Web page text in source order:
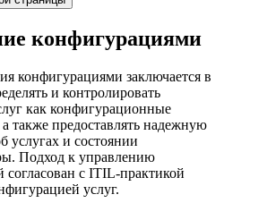
конфигурациями
конфигурациями заключается в
и контролировать
как конфигурационные
также предоставлять надежную
и состоянии
Подход к управлению
согласован с ITIL-практикой
услуг.